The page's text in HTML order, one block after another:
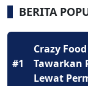
BERITA
#1
Crazy
Tawarkan
Lewat